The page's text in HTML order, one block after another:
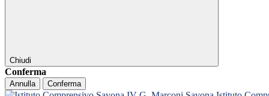
Chiudi
Conferma
Annulla Conferma